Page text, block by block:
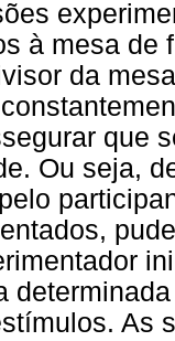
à mesa de
da
que
Ou seja,
As